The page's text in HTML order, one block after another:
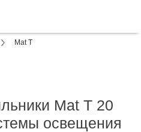
Mat T
Mat T 20
освещения